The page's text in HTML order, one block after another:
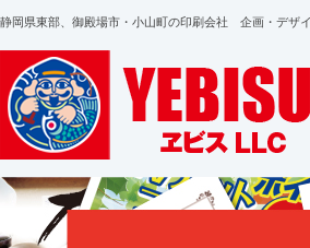
静岡県東部、御殿場市・小山町の印刷会社 企画・デザ